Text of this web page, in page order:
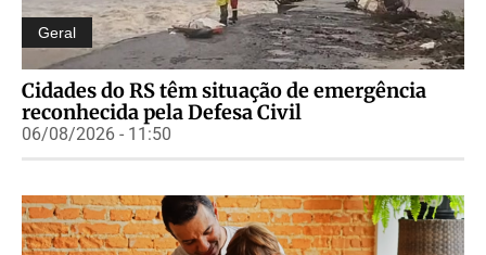
Geral
Cidades do RS têm situação de emergência
reconhecida pela Defesa Civil
06/08/2026 - 11:50